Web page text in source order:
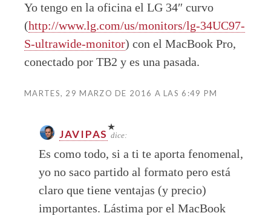
Yo tengo en la oficina el LG 34″ curvo
(http://www.lg.com/us/monitors/lg-34UC97-
S-ultrawide-monitor) con el MacBook Pro,
conectado por TB2 y es una pasada.
MARTES, 29 MARZO DE 2016 A LAS 6:49 PM
JAVIPAS dice:
Es como todo, si a ti te aporta fenomenal,
yo no saco partido al formato pero está
claro que tiene ventajas (y precio)
importantes. Lástima por el MacBook